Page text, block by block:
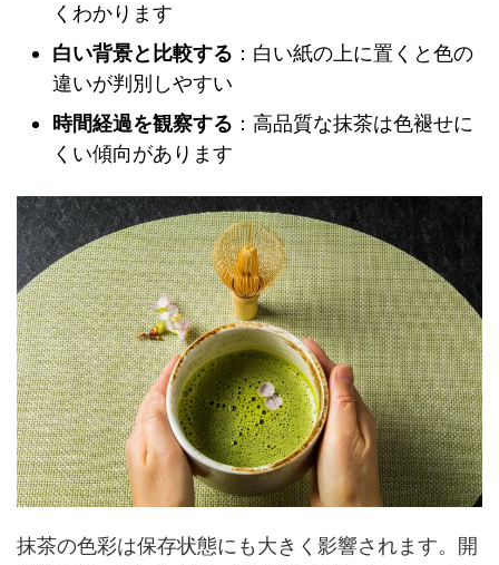
くわかります
白い背景と比較する ：白い紙の上に置くと色の
違いが判別しやすい
時間経過を観察する ：高品質な抹茶は色褪せに
くい傾向があります
抹茶の色彩は保存状態にも大きく影響されます。開